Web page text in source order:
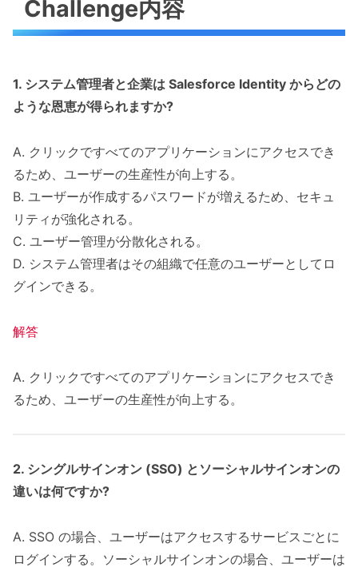
Challenge内容
1. システム管理者と企業は Salesforce Identity からどの
ような恩恵が得られますか?
A. クリックですべてのアプリケーションにアクセスでき
るため、ユーザーの生産性が向上する。
B. ユーザーが作成するパスワードが増えるため、セキュ
リティが強化される。
C. ユーザー管理が分散化される。
D. システム管理者はその組織で任意のユーザーとしてロ
グインできる。
解答
A. クリックですべてのアプリケーションにアクセスでき
るため、ユーザーの生産性が向上する。
2. シングルサインオン (SSO) とソーシャルサインオンの
違いは何ですか?
A. SSO の場合、ユーザーはアクセスするサービスごとに
ログインする。ソーシャルサインオンの場合、ユーザーは